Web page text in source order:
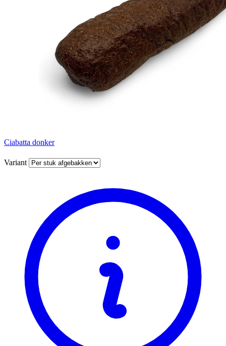
Ciabatta donker
Variant